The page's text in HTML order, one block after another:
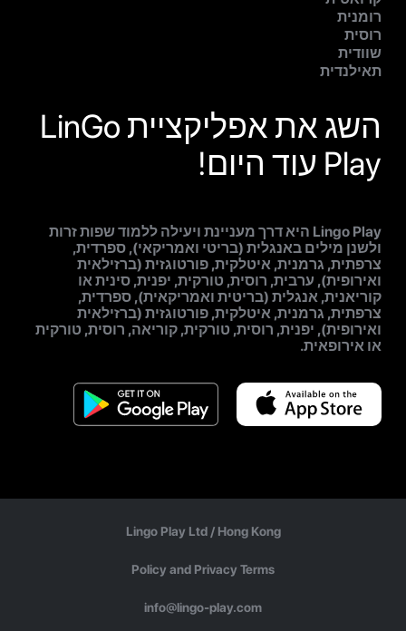
רומנית
רוסית
שוודית
תאילנדית
השג את אפליקציית LinGo
Play עוד היום!
Lingo Play היא דרך מעניינת ויעילה ללמוד שפות זרות
ולשנן מילים באנגלית (בריטי ואמריקאי), ספרדית,
צרפתית, גרמנית, איטלקית, פורטוגזית (ברזילאית
ואירופית), ערבית, רוסית, טורקית, יפנית, סינית או
קוריאנית, אנגלית (בריטית ואמריקאית), ספרדית,
צרפתית, גרמנית, איטלקית, פורטוגזית (ברזילאית
ואירופית), יפנית, רוסית, טורקית, קוריאה, רוסית, טורקית
או אירופאית.
Lingo Play Ltd / Hong Kong
Policy and Privacy Terms
info@lingo-play.com